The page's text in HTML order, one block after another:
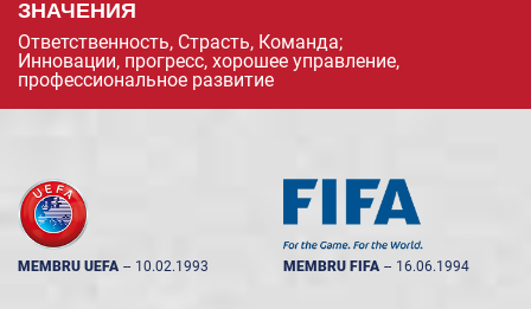
ЗНАЧЕНИЯ
Ответственность, Страсть, Команда;
Инновации, прогресс, хорошее управление,
профессиональное развитие
MEMBRU UEFA -- 10.02.1993 MEMBRU FIFA -- 16.06.1994